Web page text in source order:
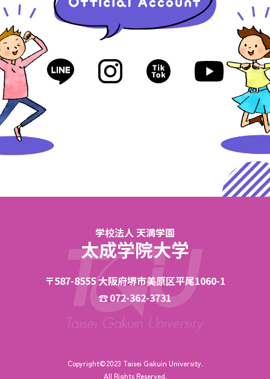
学校法人 天満学園
太成学院大学
〒587-8555 大阪府堺市美原区平尾1060-1
072-362-3731
Copyright©2023 Taisei Gakuin University.
All Rights Reserved.